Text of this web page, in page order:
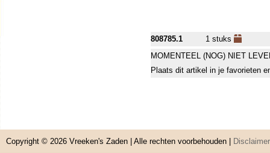
808785.1
1 stuks
MOMENTEEL (NOG) NIET
Plaats dit artikel in je favorieten
Copyright © 2026 Vreeken's Zaden | Alle rechten voorbehouden | Disclaimer